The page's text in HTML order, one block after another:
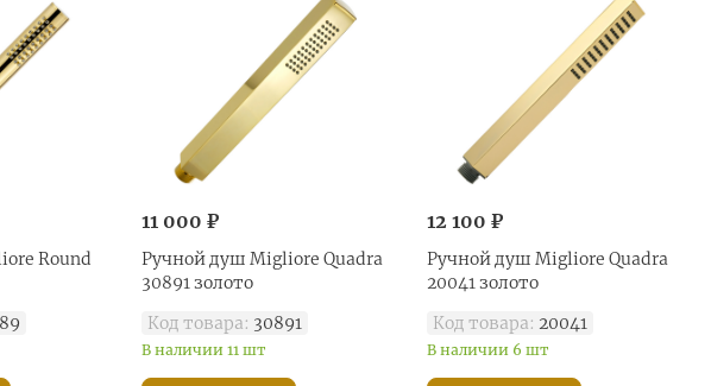
Round
11 000 ₽
Ручной душ Migliore Quadra
30891 золото
Код товара: 30891
В наличии 11 шт
12 100 ₽
Ручной душ Migliore Quadra
20041 золото
Код товара: 20041
В наличии 6 шт